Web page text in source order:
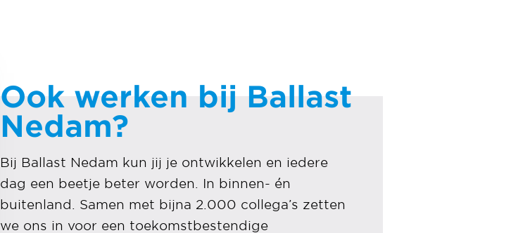
Ook werken bij Ballast
Nedam?
Bij Ballast Nedam kun jij je ontwikkelen en iedere
dag een beetje beter worden. In binnen- én
buitenland. Samen met bijna 2.000 collega’s zetten
we ons in voor een toekomstbestendige